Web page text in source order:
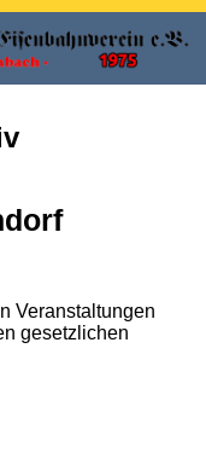
Veranstaltungen
gesetzlichen